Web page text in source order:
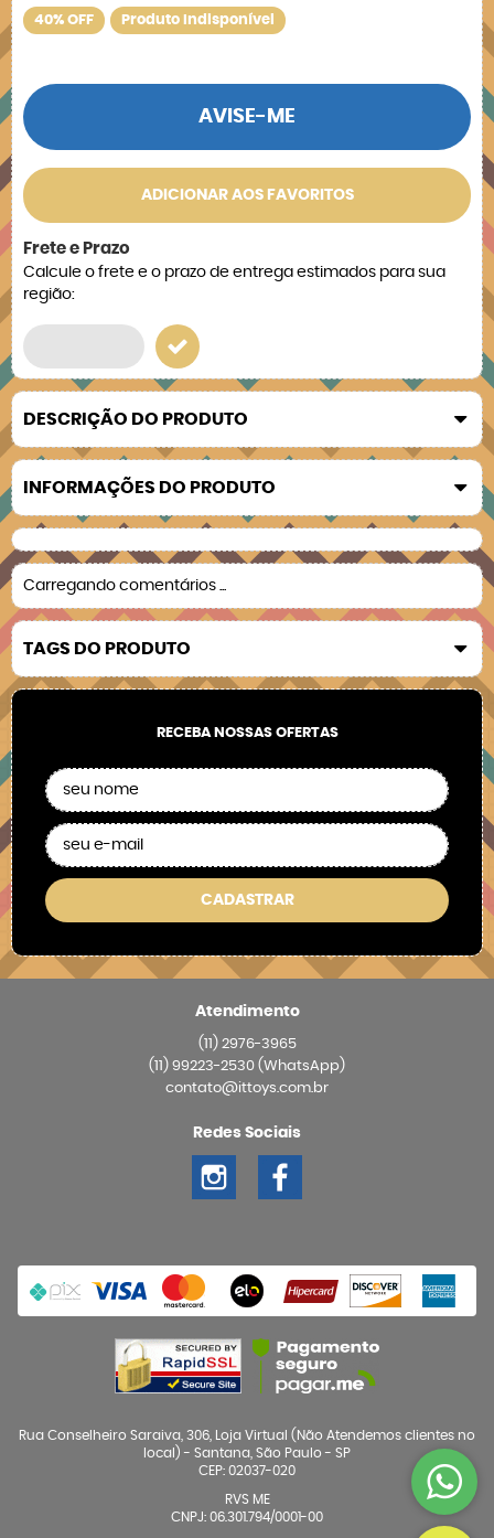
40% OFF Produto Indisponível
AVISE-ME
ADICIONAR AOS FAVORITOS
Frete e Prazo
Calcule o frete e o prazo de entrega estimados para sua
região:
DESCRIÇÃO DO PRODUTO
INFORMAÇÕES DO PRODUTO
Carregando comentários ...
TAGS DO PRODUTO
RECEBA NOSSAS OFERTAS
CADASTRAR
Atendimento
(11)2976-3965
(11) 99223-2530 (WhatsApp)
contato@ittoys.com.br
Redes Sociais
Rua Conselheiro Saraiva, 306, Loja Virtual (Não Atendemos clientes no
local) - Santana, São Paulo - SP
CEP: 02037-020
RVS ME
CNPJ: 06.301.794/0001-00